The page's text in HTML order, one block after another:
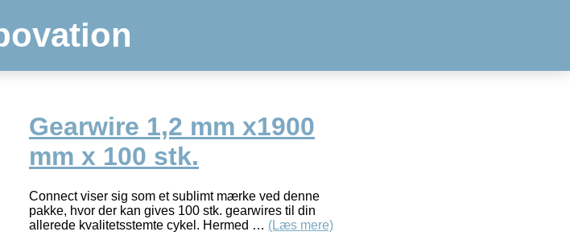
Gearwire 1,2 mm x1900
mm x 100 stk.
Connect viser sig som et sublimt mærke ved denne
pakke, hvor der kan gives 100 stk. gearwires til din
allerede kvalitetsstemte cykel. Hermed … (Læs mere)